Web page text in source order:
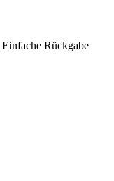
Einfache Rückgabe